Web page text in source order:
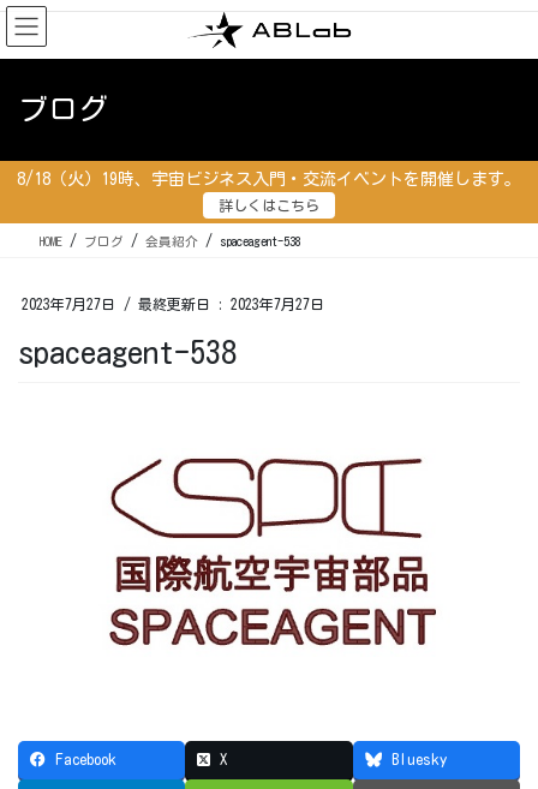
コ
ン
テ
移
ナ
ビ
ゲ
ン
ブログ
8/18（火）19時、宇宙ビジネス入門・交流イベントを開催します。
詳しくはこちら
HOME ブログ 会員紹介 spaceagent-538
2023年7月27日 / 最終更新日 : 2023年7月27日
spaceagent-538
Facebook X Bluesky